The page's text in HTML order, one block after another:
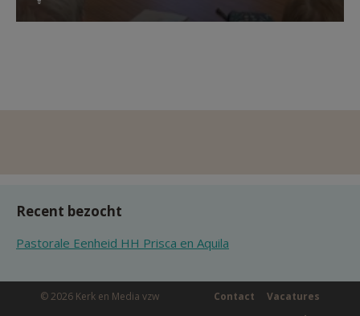
Recent bezocht
Pastorale Eenheid HH Prisca en Aquila
© 2026 Kerk en Media vzw Vacatures
Contact